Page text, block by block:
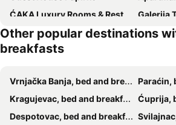
ĆAKA Luxury Rooms & Restaurant
Galerija
Other popular destinations
breakfasts
Vrnjačka Banja, bed and breakfasts
Paraćin,
Kragujevac, bed and breakfasts
Ćuprija,
Despotovac, bed and breakfasts